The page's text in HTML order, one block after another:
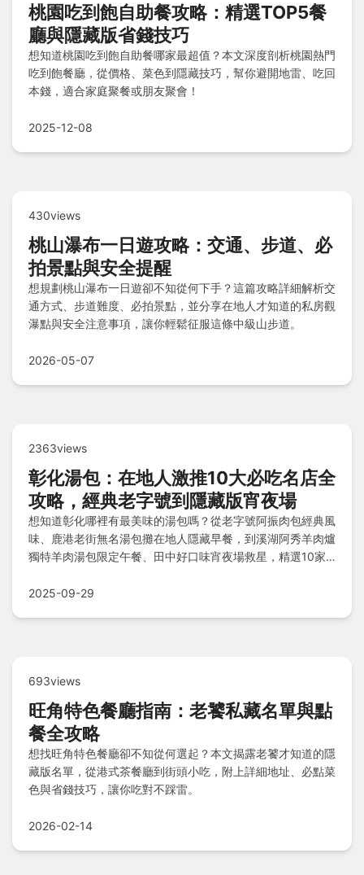
桃園吃到飽自助餐攻略：精選TOP5餐
廳與隱藏版省錢技巧
想知道桃園吃到飽自助餐哪家最超值？本文深度剖析桃園熱門
吃到飽餐廳，從價格、菜色到隱藏技巧，幫你避開地雷、吃回
本錢，適合家庭聚餐或朋友聚會！
2025-12-08
430views
桃山瀑布一日遊攻略：交通、步道、必
拍景點與安全提醒
想規劃桃山瀑布一日遊卻不知從何下手？這篇攻略詳細解析交
通方式、步道難度、必拍景點，並分享在地人才知道的私房觀
瀑點與安全注意事項，讓你輕鬆征服這條中級山步道。
2026-05-07
2363views
彰化湯包：在地人激推10大必吃名店全
攻略，經典老字號到隱藏版宵夜場
想知道彰化哪裡有最美味的湯包嗎？從老字號阿振肉包經典風
味、鹿港老街無名湯包攤在地人隱藏早餐，到溪湖阿秀羊肉爐
獨特羊肉湯包限定午餐、田中好口味宵夜場救星，精選10家
索湯包的豐富多樣性！
2025-09-29
693views
旺角特色餐廳指南：老饕私藏名單與點
餐全攻略
想找旺角特色餐廳卻不知從何選起？本文揭露老饕才知道的隱
藏版名單，從港式茶餐廳到街頭小吃，附上詳細地址、必點菜
色與省錢技巧，讓你吃對不踩雷。
2026-02-14